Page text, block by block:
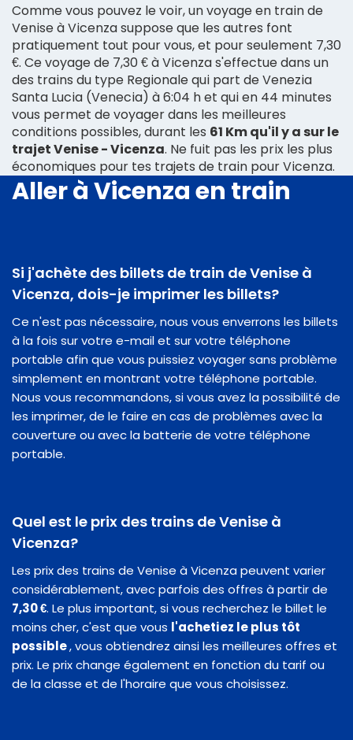
Comme vous pouvez le voir, un voyage en train de
Venise à Vicenza suppose que les autres font
pratiquement tout pour vous, et pour seulement 7,30
€. Ce voyage de 7,30 € à Vicenza s'effectue dans un
des trains du type Regionale qui part de Venezia
Santa Lucia (Venecia) à 6:04 h et qui en 44 minutes
vous permet de voyager dans les meilleures
conditions possibles, durant les 61 Km qu'il y a sur le
trajet Venise - Vicenza. Ne fuit pas les prix les plus
économiques pour tes trajets de train pour Vicenza.
Aller à Vicenza en train
Si j'achète des billets de train de Venise à
Vicenza, dois-je imprimer les billets?
Ce n'est pas nécessaire, nous vous enverrons les billets
à la fois sur votre e-mail et sur votre téléphone
portable afin que vous puissiez voyager sans problème
simplement en montrant votre téléphone portable.
Nous vous recommandons, si vous avez la possibilité de
les imprimer, de le faire en cas de problèmes avec la
couverture ou avec la batterie de votre téléphone
portable.
Quel est le prix des trains de Venise à
Vicenza?
Les prix des trains de Venise à Vicenza peuvent varier
considérablement, avec parfois des offres à partir de
7,30 €. Le plus important, si vous recherchez le billet le
moins cher, c'est que vous l'achetiez le plus tôt
possible, vous obtiendrez ainsi les meilleures offres et
prix. Le prix change également en fonction du tarif ou
de la classe et de l'horaire que vous choisissez.